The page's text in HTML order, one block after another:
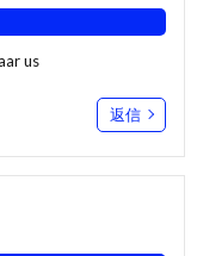
us
返信